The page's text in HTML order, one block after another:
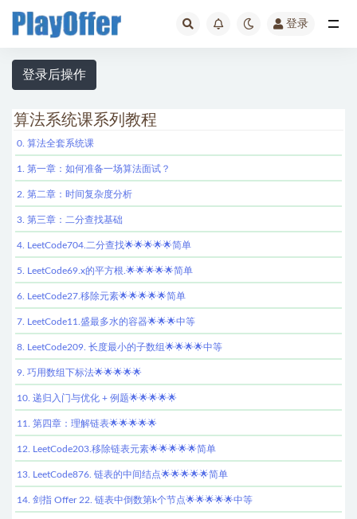
登录
登录后操作
算法系统课系列教程
0. 算法全套系统课
1. 第一章：如何准备一场算法面试？
2. 第二章：时间复杂度分析
3. 第三章：二分查找基础
4. LeetCode704.二分查找🌟🌟🌟🌟🌟简单
5. LeetCode69.x的平方根.🌟🌟🌟🌟🌟简单
6. LeetCode27.移除元素🌟🌟🌟🌟🌟简单
7. LeetCode11.盛最多水的容器🌟🌟🌟中等
8. LeetCode209. 长度最小的子数组🌟🌟🌟🌟中等
9. 巧用数组下标法🌟🌟🌟🌟🌟
10. 递归入门与优化 + 例题🌟🌟🌟🌟🌟
11. 第四章：理解链表🌟🌟🌟🌟🌟
12. LeetCode203.移除链表元素🌟🌟🌟🌟🌟简单
13. LeetCode876. 链表的中间结点🌟🌟🌟🌟🌟简单
14. 剑指 Offer 22. 链表中倒数第k个节点🌟🌟🌟🌟🌟中等